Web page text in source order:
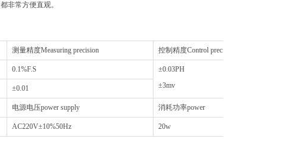
非常方便直观。
测量精度Measuring precision 控制精度Control precision
0.1%F.S
±0.03PH
±3mv
±0.01
电源电压power supply 消耗功率power
AC220V±10%50Hz 20w